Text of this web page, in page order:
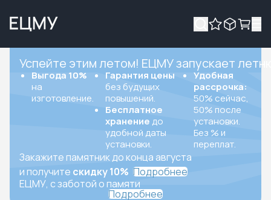
Успейте этим летом! ЕЦМУ запускает
Выгода 10%
на
изготовление.
Гарантия цены
без будущих
повышений.
Бесплатное
хранение до
удобной даты
установки.
Удобная
рассрочка:
50% сейчас,
50% после
установки.
Без % и
переплат.
Закажите памятник до конца августа
и получите скидку 10% Подробнее
ЕЦМУ, с заботой о памяти
Подробнее